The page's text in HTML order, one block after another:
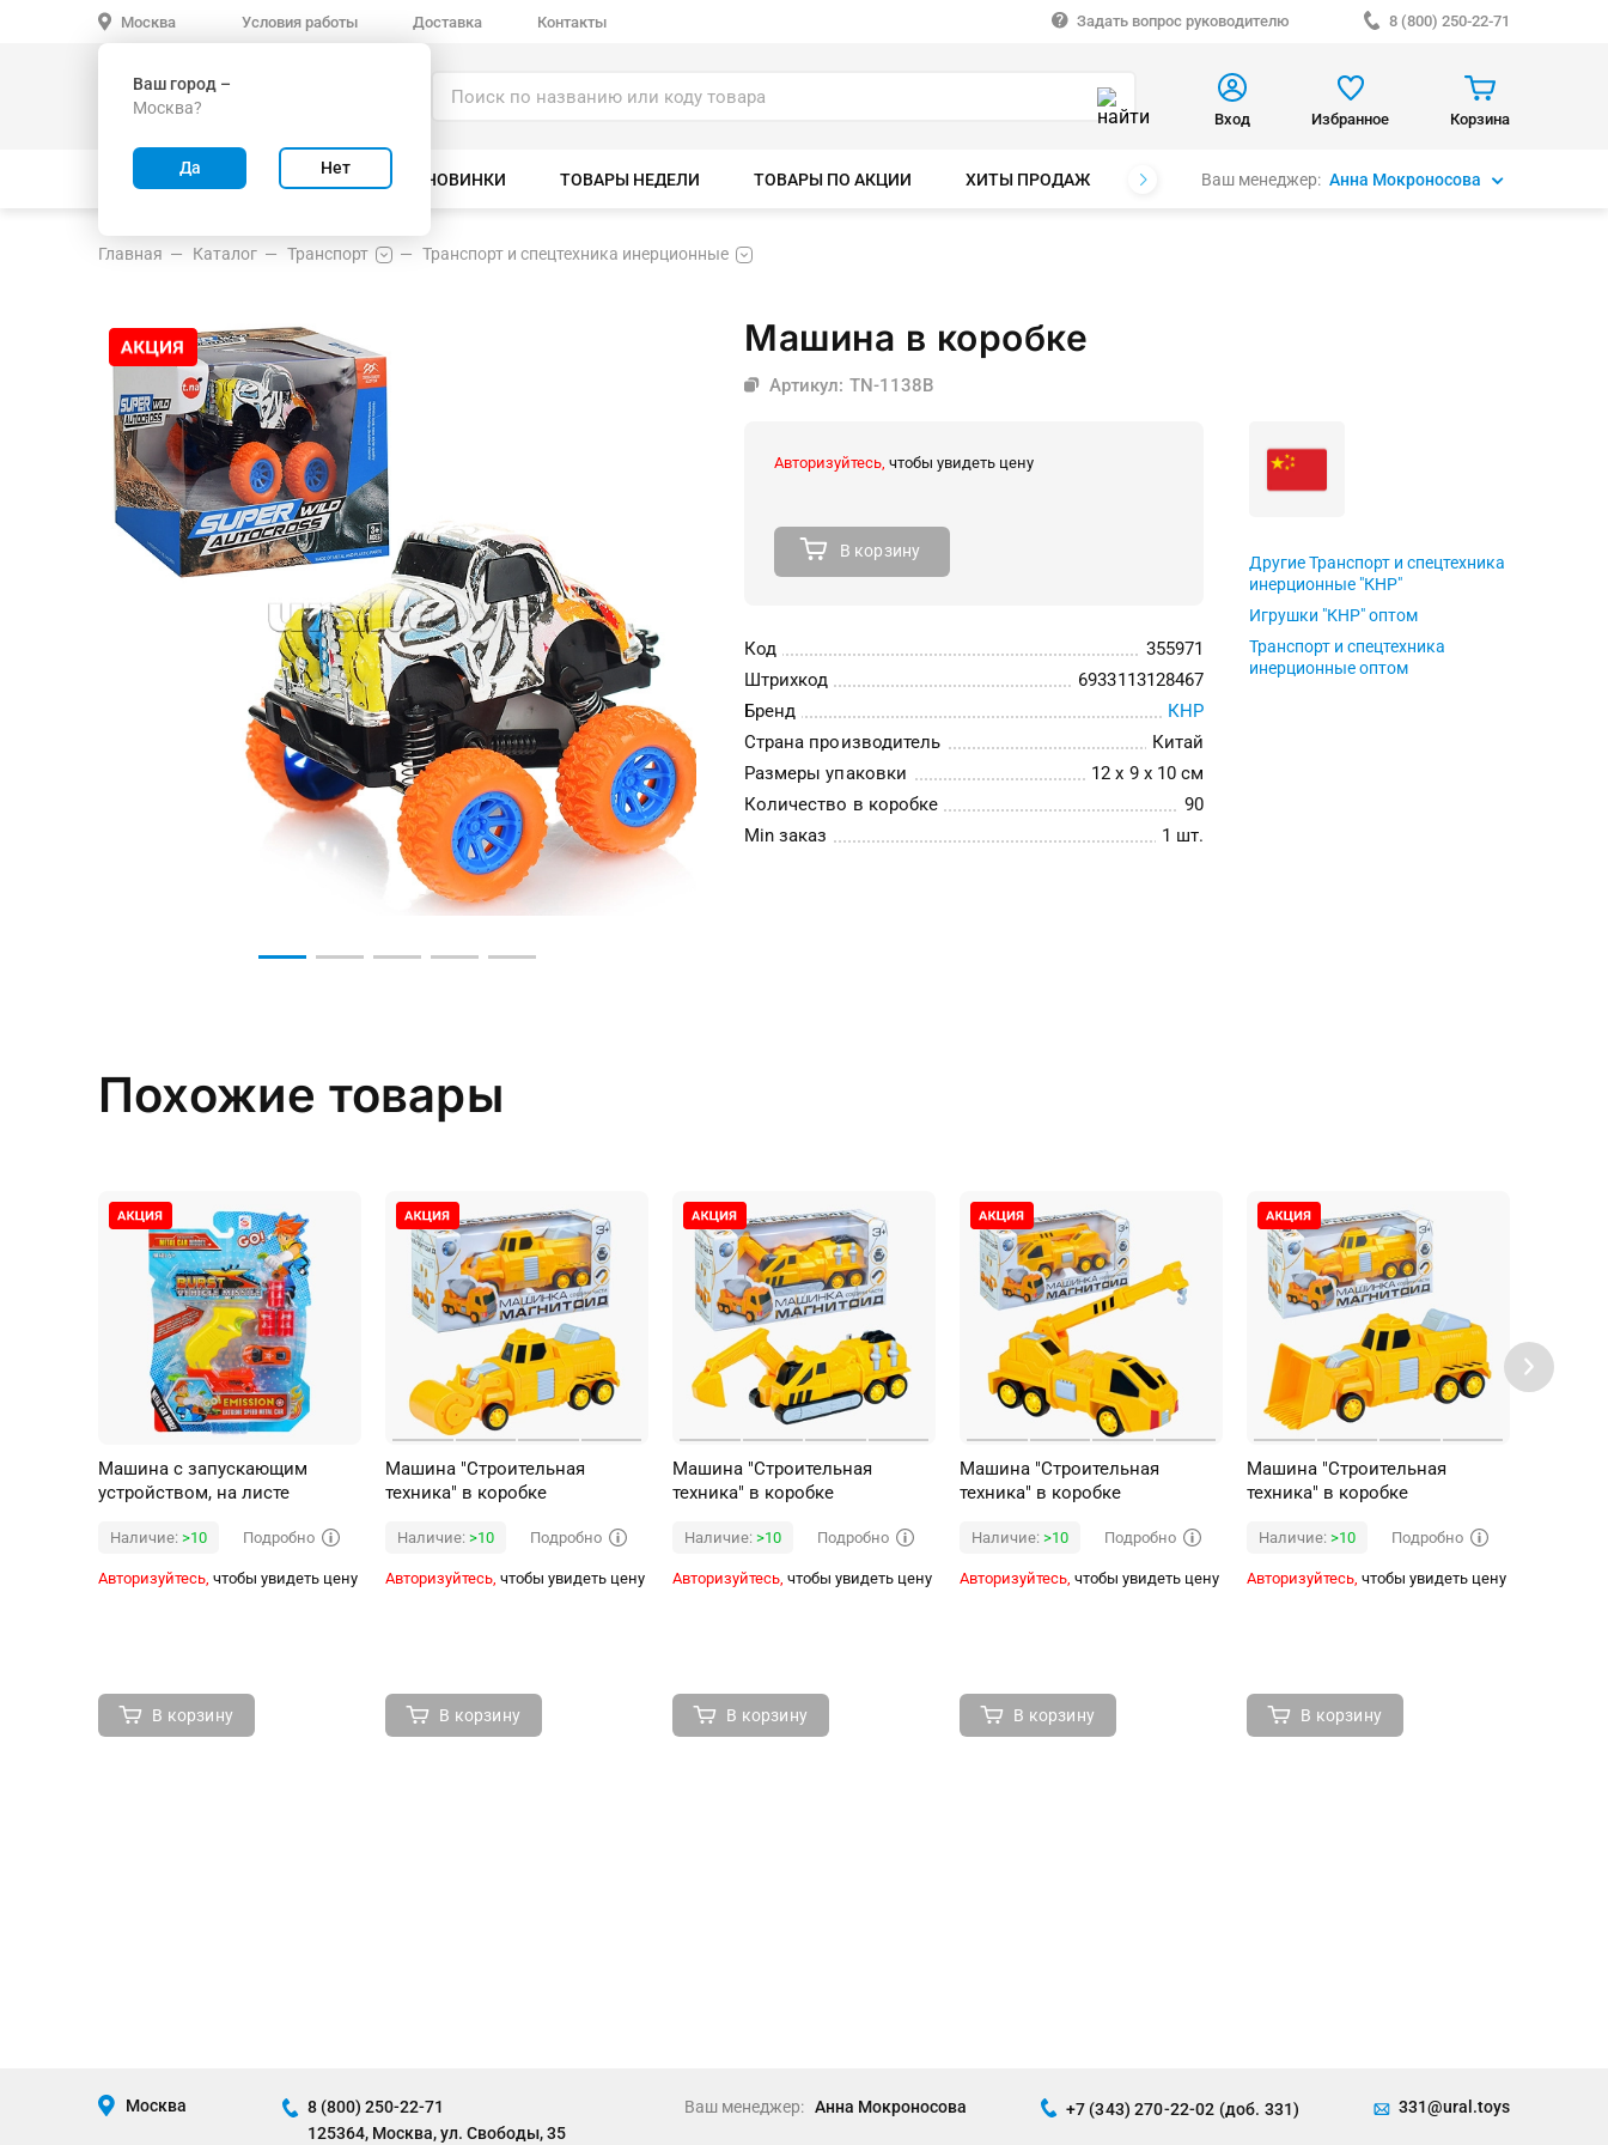
Москва
Ваш город –
Москва?
Да Нет
Условия работы Доставка Контакты Задать вопрос руководителю 8 (800) 250-22-71
Вход Избранное Корзина
ВСЕ ТОВАРЫ ВЕЛОСИПЕДЫ НОВИНКИ ТОВАРЫ НЕДЕЛИ ТОВАРЫ ПО АКЦИИ ХИТЫ ПРОДАЖ БРЕНДЫВаш менеджер: Анна Мокроносова
Главная Каталог Транспорт Транспорт и спецтехника инерционные
Машина в коробке
Артикул: TN-1138B
Авторизуйтесь, чтобы увидеть цену
В корзину
Код
355971
Штрихкод
6933113128467
Бренд
КНР
Страна производитель
Китай
Размеры упаковки
12 x 9 x 10 см
Количество в коробке
90
Min заказ
1 шт.
Другие Транспорт и спецтехника
инерционные "КНР"
Игрушки "КНР" оптом
Транспорт и спецтехника
инерционные оптом
Похожие товары
Машина с запускающим
устройством, на листе
Наличие: >10 Подробно
Авторизуйтесь, чтобы увидеть цену
В корзину
Машина "Строительная
техника" в коробке
Наличие: >10 Подробно
Авторизуйтесь, чтобы увидеть цену
В корзину
Машина "Строительная
техника" в коробке
Наличие: >10 Подробно
Авторизуйтесь, чтобы увидеть цену
В корзину
Машина "Строительная
техника" в коробке
Наличие: >10 Подробно
Авторизуйтесь, чтобы увидеть цену
В корзину
Машина "Строительная
техника" в коробке
Наличие: >10 Подробно
Авторизуйтесь, чтобы увидеть цену
В корзину
Москва
8 (800) 250-22-71
125364, Москва, ул. Свободы, 35
Ваш менеджер: Анна Мокроносова +7 (343) 270-22-02 (доб. 331) 331@ural.toys